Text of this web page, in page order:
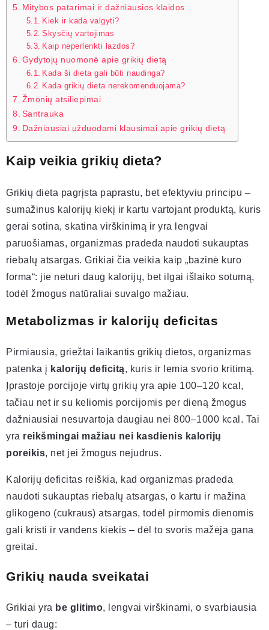
Mitybos patarimai ir dažniausios klaidos
Kiek ir kada valgyti?
Skysčių vartojimas
Kaip neperlenkti lazdos?
Gydytojų nuomonė apie grikių dietą
Kada ši dieta gali būti naudinga?
Kada grikių dieta nerekomenduojama?
Žmonių atsiliepimai
Santrauka
Dažniausiai užduodami klausimai apie grikių dietą
Kaip veikia grikių dieta?
Grikių dieta pagrįsta paprastu, bet efektyviu principu –
sumažinus kalorijų kiekį ir kartu vartojant produktą, kuris
gerai sotina, skatina virškinimą ir yra lengvai
paruošiamas, organizmas pradeda naudoti sukauptas
riebalų atsargas. Grikiai čia veikia kaip „bazinė kuro
forma“: jie neturi daug kalorijų, bet ilgai išlaiko sotumą,
todėl žmogus natūraliai suvalgo mažiau.
Metabolizmas ir kalorijų deficitas
Pirmiausia, griežtai laikantis grikių dietos, organizmas
patenka į kalorijų deficitą, kuris ir lemia svorio kritimą.
Įprastoje porcijoje virtų grikių yra apie 100–120 kcal,
tačiau net ir su keliomis porcijomis per dieną žmogus
dažniausiai nesuvartoja daugiau nei 800–1000 kcal. Tai
yra reikšmingai mažiau nei kasdienis kalorijų
poreikis, net jei žmogus nejudrus.
Kalorijų deficitas reiškia, kad organizmas pradeda
naudoti sukauptas riebalų atsargas, o kartu ir mažina
glikogeno (cukraus) atsargas, todėl pirmomis dienomis
gali kristi ir vandens kiekis – dėl to svoris mažėja gana
greitai.
Grikių nauda sveikatai
Grikiai yra be glitimo, lengvai virškinami, o svarbiausia
– turi daug: